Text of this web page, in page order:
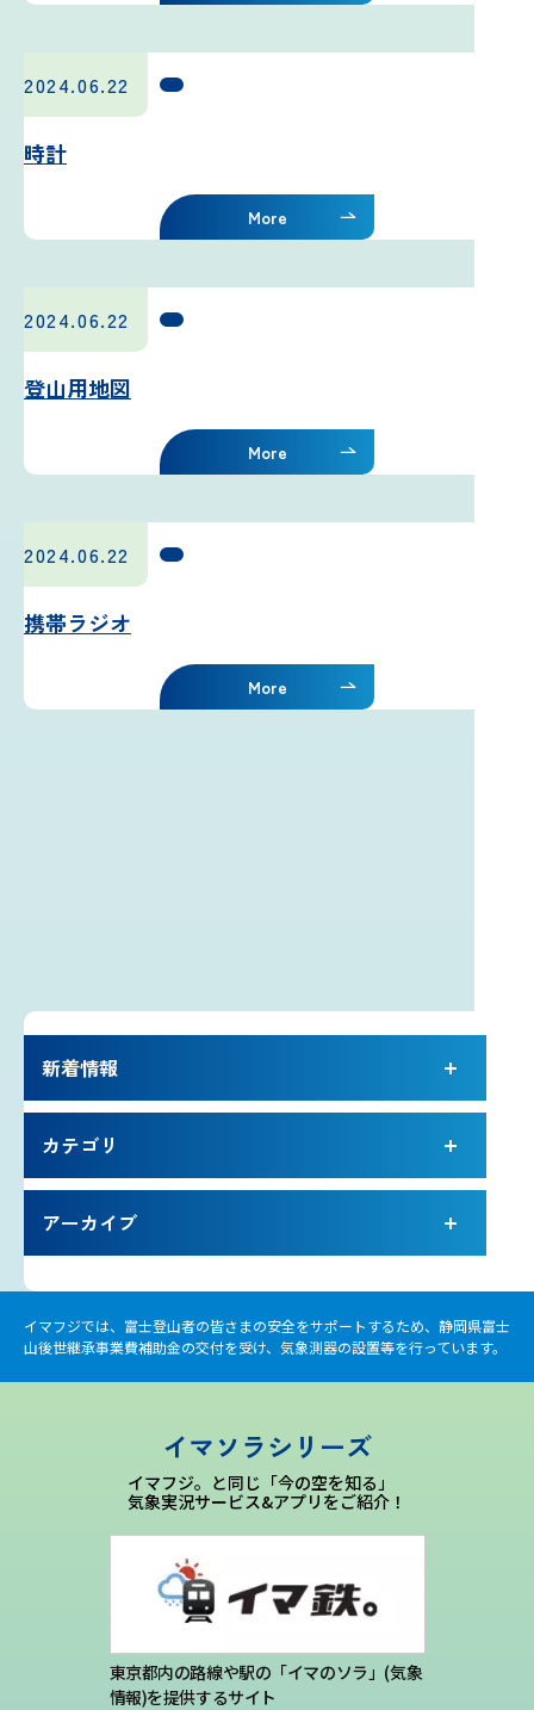
2024.06.22
時計
More
2024.06.22
登山用地図
More
2024.06.22
携帯ラジオ
More
新着情報
カテゴリ
アーカイブ
イマフジでは、富士登山者の皆さまの安全をサポートするため、静岡県富士
山後世継承事業費補助金の交付を受け、気象測器の設置等を行っています。
イマソラシリーズ
イマフジ。と同じ「今の空を知る」
気象実況サービス&アプリをご紹介！
東京都内の路線や駅の「イマのソラ」(気象
情報)を提供するサイト